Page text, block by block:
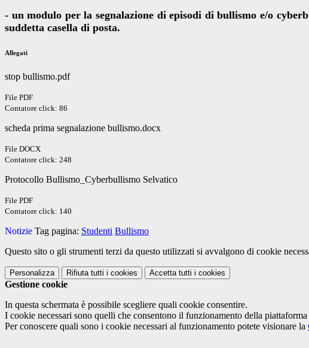
- un modulo per la segnalazione di episodi di bullismo e/o
suddetta casella di posta.
Allegati
stop bullismo.pdf
File PDF
Contatore click: 86
scheda prima segnalazione bullismo.docx
File DOCX
Contatore click: 248
Protocollo Bullismo_Cyberbullismo Selvatico
File PDF
Contatore click: 140
Notizie Tag pagina: Studenti Bullismo
Questo sito o gli strumenti terzi da questo utilizzati si avvalgono di cookie
Personalizza Rifiuta tutti i cookies Accetta tutti i cookies
Gestione cookie
In questa schermata è possibile scegliere quali cookie consentire.
I cookie necessari sono quelli che consentono il funzionamento della
Per conoscere quali sono i cookie necessari al funzionamento potete visionare la